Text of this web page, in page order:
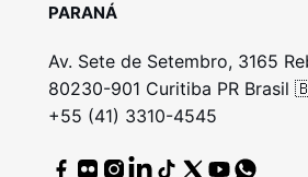
PARANÁ
Av. Sete de Setembro, 3165
80230-901 Curitiba PR Brasil
+55 (41) 3310-4545